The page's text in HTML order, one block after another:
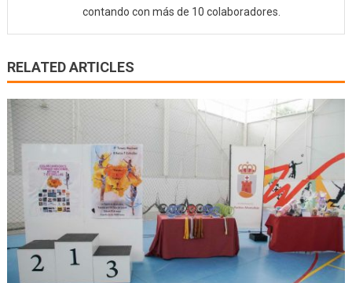
contando con más de 10 colaboradores.
RELATED ARTICLES